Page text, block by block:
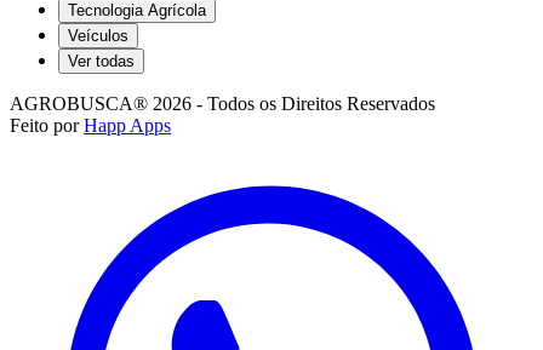
Tecnologia Agrícola
Veículos
Ver todas
AGROBUSCA® 2026 - Todos os Direitos Reservados
Feito por Happ Apps